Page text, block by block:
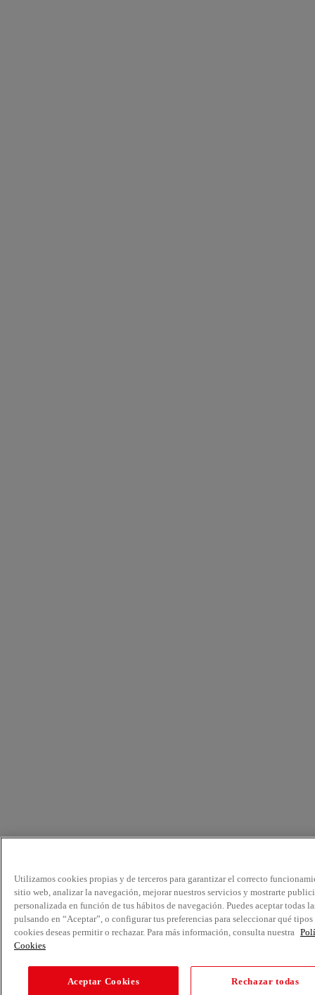
Utilizamos cookies propias y de terceros para garantizar el correcto
sitio web, analizar la navegación, mejorar nuestros servicios y mostrarte
personalizada en función de tus hábitos de navegación. Puedes aceptar todas
pulsando en “Aceptar”, o configurar tus preferencias para seleccionar qué tipos
cookies deseas permitir o rechazar. Para más información, consulta nuestra
Cookies
Aceptar Cookies Rechazar todas